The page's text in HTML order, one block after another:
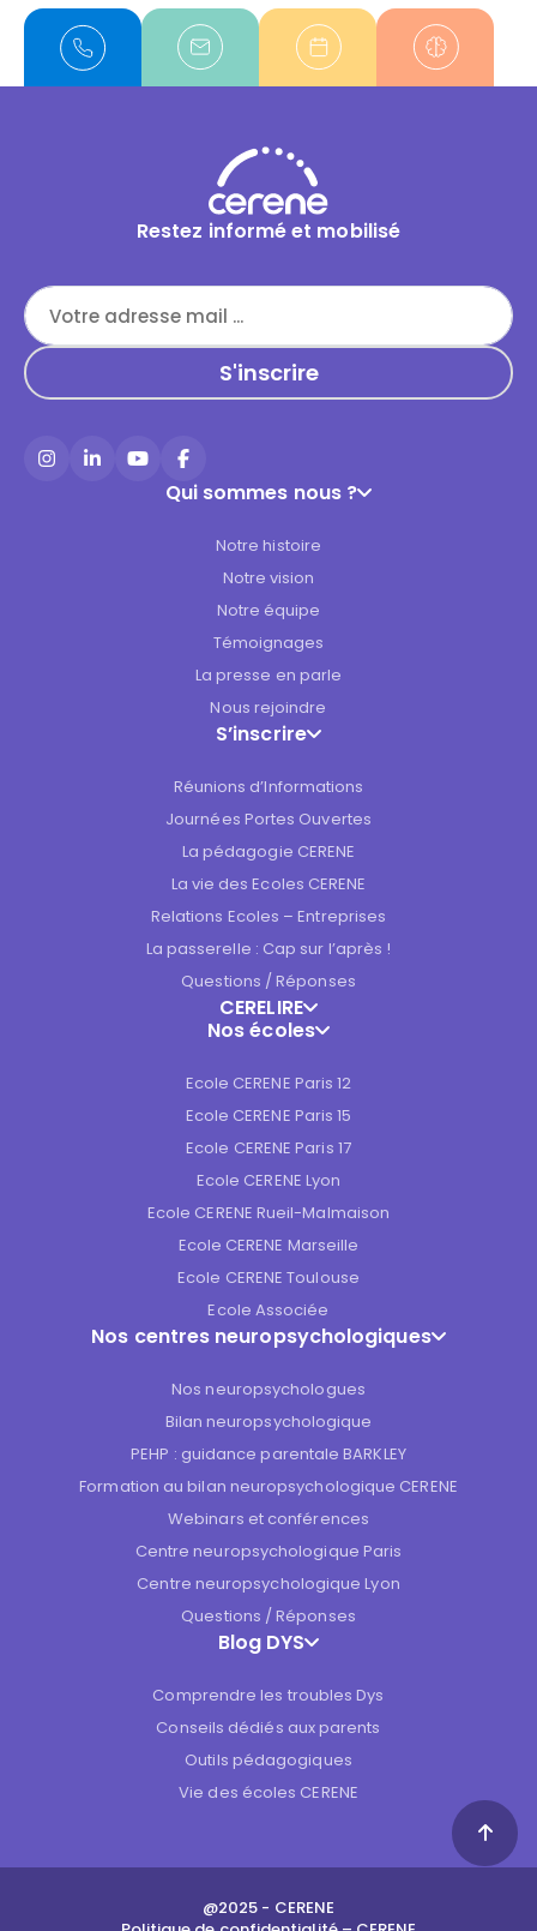
Restez informé et mobilisé
Instagram
LinkedInYouTubeFacebook
Qui sommes nous ?
Notre histoire
Notre vision
Notre équipe
Témoignages
La presse en parle
Nous rejoindre
S’inscrire
Réunions d’Informations
Journées Portes Ouvertes
La pédagogie CERENE
La vie des Ecoles CERENE
Relations Ecoles – Entreprises
La passerelle : Cap sur l’après !
Questions / Réponses
CERELIRE
Nos écoles
Ecole CERENE Paris 12
Ecole CERENE Paris 15
Ecole CERENE Paris 17
Ecole CERENE Lyon
Ecole CERENE Rueil-Malmaison
Ecole CERENE Marseille
Ecole CERENE Toulouse
Ecole Associée
Nos centres neuropsychologiques
Nos neuropsychologues
Bilan neuropsychologique
PEHP : guidance parentale BARKLEY
Formation au bilan neuropsychologique CERENE
Webinars et conférences
Centre neuropsychologique Paris
Centre neuropsychologique Lyon
Questions / Réponses
Blog DYS
Comprendre les troubles Dys
Conseils dédiés aux parents
Outils pédagogiques
Vie des écoles CERENE
@2025 - CERENE